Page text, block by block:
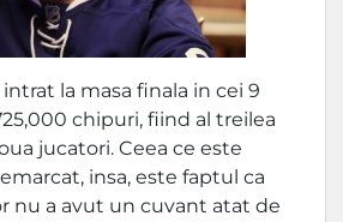
la masa finala in cei 9
chipuri, fiind al treilea
jucatori. Ceea ce este
insa, este faptul ca
nu a avut un cuvant atat de